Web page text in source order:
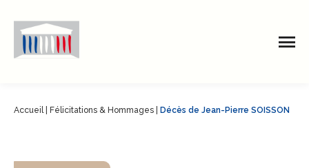
Accueil| Félicitations & Hommages Décès de Jean-Pierre SOISSON